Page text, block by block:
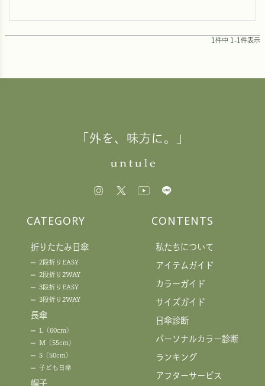
1 件中 1 -1 件表示
「外を、味方に。」
CATEGORY
折りたたみ日傘
2段折りEASY
2段折り2WAY
3段折りEASY
3段折り2WAY
長傘
L（60cm）
M（55cm）
S（50cm）
子ども日傘
帽子
CONTENTS
私たちについて
アイテムガイド
カラーガイド
サイズガイド
日傘診断
パーソナルカラー診断
ランキング
アフターサービス